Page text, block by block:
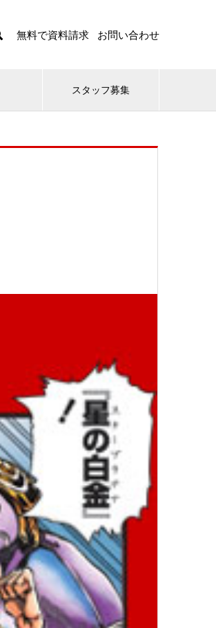
無料で資料請求 お問い合わせ
スタッフ募集